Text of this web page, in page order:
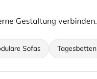
Gestaltung verbinden.
Sofas Tagesbetten